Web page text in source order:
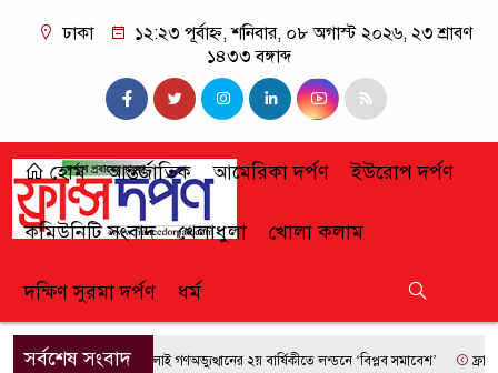
ঢাকা
১২:২৩ পূর্বাহ্ন, শনিবার, ০৮ অগাস্ট ২০২৬, ২৩ শ্রাবণ
১৪৩৩ বঙ্গাব্দ
হোম আন্তর্জাতিক আমেরিকা দর্পণ ইউরোপ দর্পণ
কমিউনিটি সংবাদ খেলাধুলা খোলা কলাম
দক্ষিণ সুরমা দর্পণ ধর্ম
সর্বশেষ সংবাদজুলাই গণঅভ্যুত্থানের ২য় বার্ষিকীতে লন্ডনে ‘বিপ্লব সমাবেশ’ ফ্রান্সে